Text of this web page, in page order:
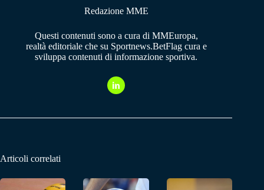
Redazione MME
Questi contenuti sono a cura di MMEuropa,
realtà editoriale che su Sportnews.BetFlag cura e
sviluppa contenuti di informazione sportiva.
Articoli correlati